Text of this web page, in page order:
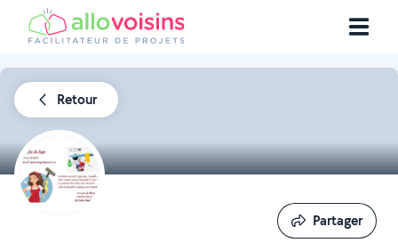
Retour
Partager
Partager